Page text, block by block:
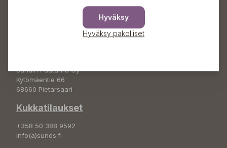
Sundin Puutarha Oy
Kytömäentie 66
68660 Pietarsaari
Kukkatilaukset
+358 50 388 9592
info(a)sunds.fi
Hyväksy
Hyväksy pakolliset